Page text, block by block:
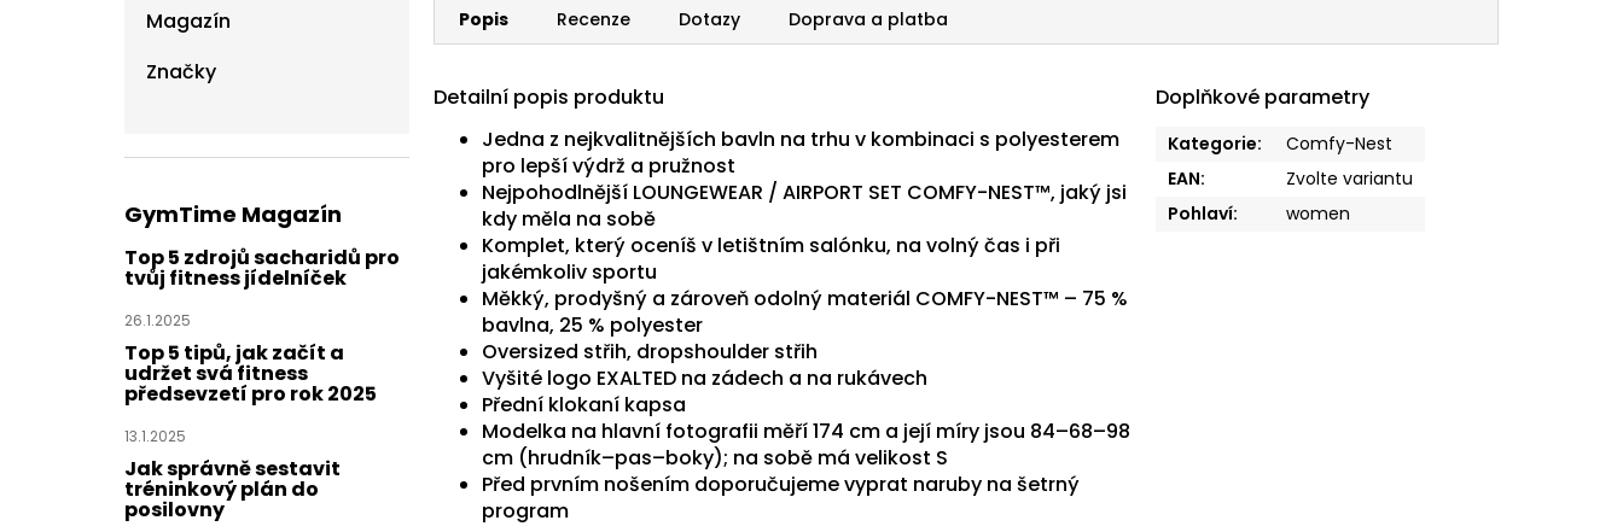
Magazín
Značky
GymTime Magazín
Top 5 zdrojů sacharidů pro
tvůj fitness jídelníček
26.1.2025
Top 5 tipů, jak začít a
udržet svá fitness
předsevzetí pro rok 2025
13.1.2025
Jak správně sestavit
tréninkový plán do
posilovny
Popis Recenze Dotazy Doprava a platba
Detailní popis produktu
Jedna z nejkvalitnějších bavln na trhu v kombinaci s polyesterem
pro lepší výdrž a pružnost
Nejpohodlnější LOUNGEWEAR / AIRPORT SET COMFY-NEST™, jaký jsi
kdy měla na sobě
Komplet, který oceníš v letištním salónku, na volný čas i při
jakémkoliv sportu
Měkký, prodyšný a zároveň odolný materiál COMFY-NEST™ – 75 %
bavlna, 25 % polyester
Oversized střih, dropshoulder střih
Vyšité logo EXALTED na zádech a na rukávech
Přední klokaní kapsa
Modelka na hlavní fotografii měří 174 cm a její míry jsou 84–68–98
cm (hrudník–pas–boky); na sobě má velikost S
Před prvním nošením doporučujeme vyprat naruby na šetrný
program
Doplňkové parametry
Kategorie:
Comfy-Nest
EAN:
Zvolte variantu
Pohlaví: women